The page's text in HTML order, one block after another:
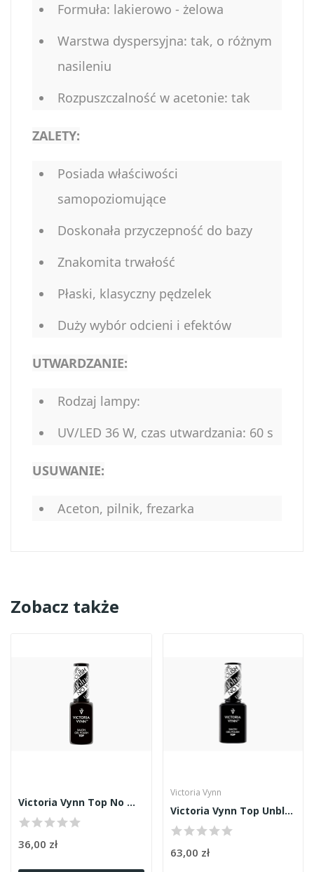
Formuła: lakierowo - żelowa
Warstwa dyspersyjna: tak, o różnym
nasileniu
Rozpuszczalność w acetonie: tak
ZALETY:
Posiada właściwości
samopoziomujące
Doskonała przyczepność do bazy
Znakomita trwałość
Płaski, klasyczny pędzelek
Duży wybór odcieni i efektów
UTWARDZANIE:
Rodzaj lampy:
UV/LED 36 W, czas utwardzania: 60 s
USUWANIE:
Aceton, pilnik, frezarka
Zobacz także
Victoria Vynn Top No Wipe Unblue 8ml
36,00 zł
Victoria Vynn
Victoria Vynn Top Unblue No Wipe 15ml
63,00 zł